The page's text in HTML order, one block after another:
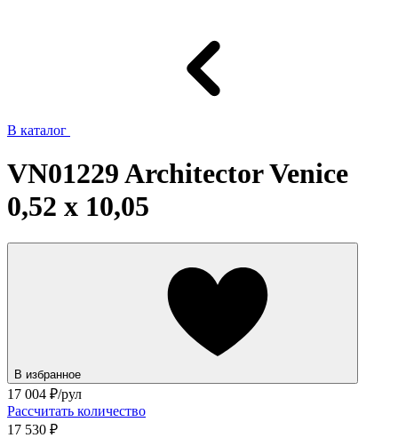
В каталог
VN01229 Architector Venice
0,52 x 10,05
В избранное
17 004 ₽/рул
Рассчитать количество
17 530 ₽